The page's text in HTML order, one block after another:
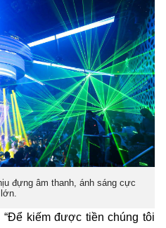
đựng âm thanh, ánh sáng cực
lớn.
kiếm được tiền chúng tôi